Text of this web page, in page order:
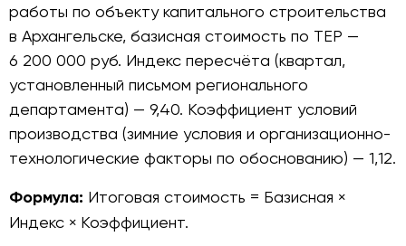
работы по объекту капитального строительства
в Архангельске, базисная стоимость по ТЕР —
6 200 000 руб. Индекс пересчёта (квартал,
установленный письмом регионального
департамента) — 9,40. Коэффициент условий
производства (зимние условия и организационно-
технологические факторы по обоснованию) — 1,12.
Формула: Итоговая стоимость = Базисная ×
Индекс × Коэффициент.